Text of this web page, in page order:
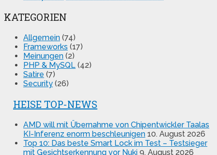
KATEGORIEN
Allgemein (74)
Frameworks (17)
Meinungen (2)
PHP & MySQL (42)
Satire (7)
Security (26)
HEISE TOP-NEWS
AMD will mit Übernahme von Chipentwickler Taalas
KI-Inferenz enorm beschleunigen 10. August 2026
Top 10: Das beste Smart Lock im Test – Testsieger
mit Gesichtserkennung vor Nuki 9. August 2026